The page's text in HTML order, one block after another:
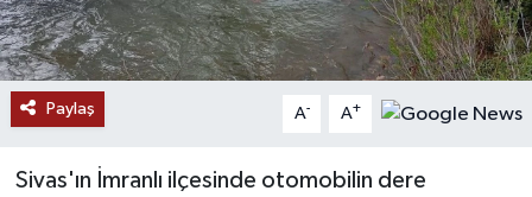
Paylaş A- A+
Sivas'ın İmranlı ilçesinde otomobilin dere
SPOR
TEKNOLOJİ